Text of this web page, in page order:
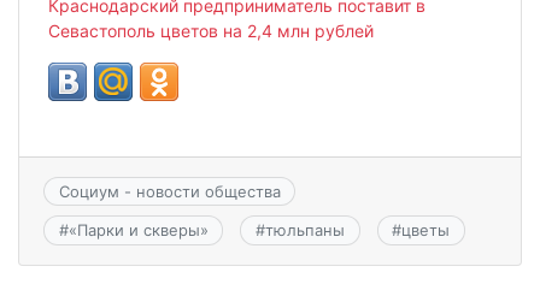
Краснодарский предприниматель поставит в
Севастополь цветов на 2,4 млн рублей
Социум - новости общества
#«Парки и скверы» #тюльпаны #цветы